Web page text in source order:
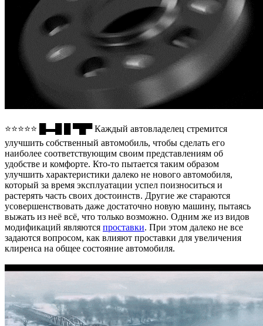
⭐⭐⭐⭐⭐ █▬█ █ ▀█▀ Каждый автовладелец стремится
улучшить собственный автомобиль, чтобы сделать его
наиболее соответствующим своим представлениям об
удобстве и комфорте. Кто-то пытается таким образом
улучшить характеристики далеко не нового автомобиля,
который за время эксплуатации успел поизноситься и
растерять часть своих достоинств. Другие же стараются
усовершенствовать даже достаточно новую машину, пытаясь
выжать из неё всё, что только возможно. Одним же из видов
модификаций являются проставки. При этом далеко не все
задаются вопросом, как влияют проставки для увеличения
клиренса на общее состояние автомобиля.